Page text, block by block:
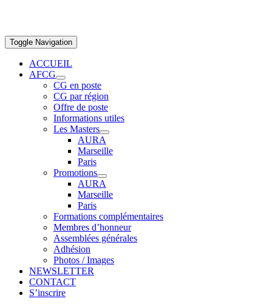
Toggle Navigation
ACCUEIL
AFCG
CG en poste
CG par région
Offre de poste
Informations utiles
Les Masters
AURA
Marseille
Paris
Promotions
AURA
Marseille
Paris
Formations complémentaires
Membres d’honneur
Assemblées générales
Adhésion
Photos / Images
NEWSLETTER
CONTACT
S’inscrire